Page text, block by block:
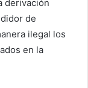
derivación
de
ilegal los
en la